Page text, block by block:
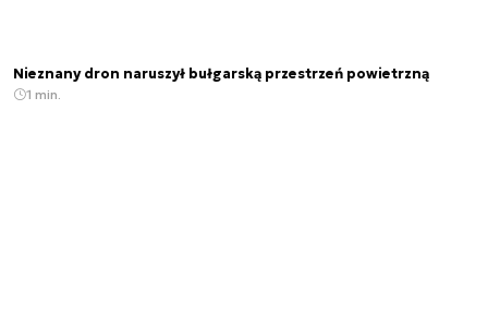
Nieznany dron naruszył bułgarską przestrzeń powietrzną
1 min.